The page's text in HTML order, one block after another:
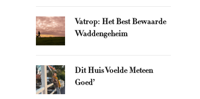
Vatrop: Het Best Bewaarde
Waddengeheim
Dit Huis Voelde Meteen
Goed’